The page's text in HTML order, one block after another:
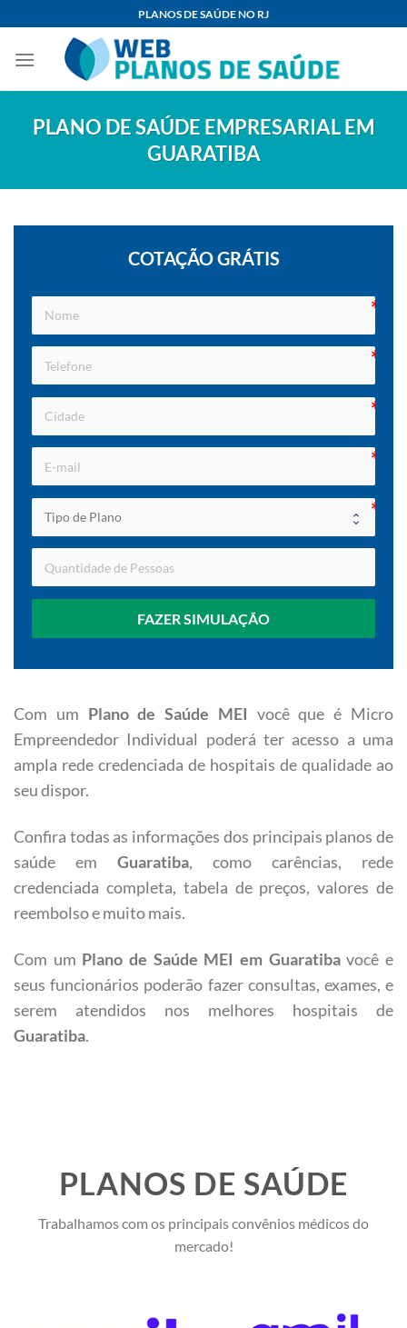
content
PLANOS DE SAÚDE NO RJ
PLANO DE SAÚDE EMPRESARIAL EM
GUARATIBA
COTAÇÃO GRÁTIS
FAZER SIMULAÇÃO
Com um Plano de Saúde MEI você que é Micro
Empreendedor Individual poderá ter acesso a uma
ampla rede credenciada de hospitais de qualidade ao
seu dispor.
Confira todas as informações dos principais planos de
saúde em Guaratiba, como carências, rede
credenciada completa, tabela de preços, valores de
reembolso e muito mais.
Com um Plano de Saúde MEI em Guaratibavocê e
seus funcionários poderão fazer consultas, exames, e
serem atendidos nos melhores hospitais de
Guaratiba.
PLANOS DE SAÚDE
Trabalhamos com os principais convênios médicos do
mercado!